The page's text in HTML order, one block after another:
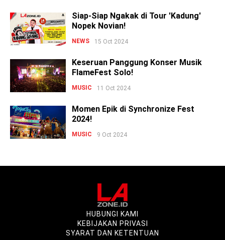
Siap-Siap Ngakak di Tour 'Kadung'
Nopek Novian!
NEWS 15 Oct 2024
Keseruan Panggung Konser Musik
FlameFest Solo!
MUSIC 11 Oct 2024
Momen Epik di Synchronize Fest
2024!
MUSIC 9 Oct 2024
HUBUNGI KAMI
KEBIJAKAN PRIVASI
SYARAT DAN KETENTUAN